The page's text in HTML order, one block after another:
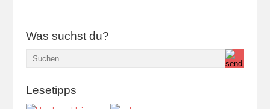
Was suchst du?
Lesetipps